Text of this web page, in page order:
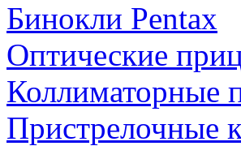
Бинокли Pentax
Оптические
Коллиматорные
Пристрелочные